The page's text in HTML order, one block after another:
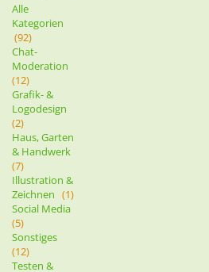
Alle
Kategorien
(92)
Chat-
Moderation
(12)
Grafik- &
Logodesign
(2)
Haus, Garten
& Handwerk
(7)
Illustration &
Zeichnen (1)
Social Media
(5)
Sonstiges
(12)
Testen &